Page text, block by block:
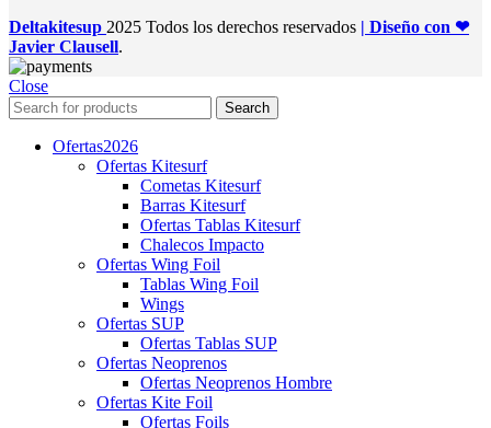
Deltakitesup 2025 Todos los derechos reservados | Diseño con ❤
Javier Clausell.
Close
Search
Ofertas2026
Ofertas Kitesurf
Cometas Kitesurf
Barras Kitesurf
Ofertas Tablas Kitesurf
Chalecos Impacto
Ofertas Wing Foil
Tablas Wing Foil
Wings
Ofertas SUP
Ofertas Tablas SUP
Ofertas Neoprenos
Ofertas Neoprenos Hombre
Ofertas Kite Foil
Ofertas Foils